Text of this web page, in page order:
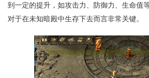
到一定的提升，如攻击力、防御力、生命值
对于在未知暗殿中生存下去而言非常关键。